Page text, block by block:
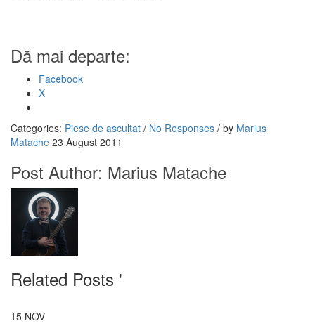
Dă mai departe:
Facebook
X
Categories: Piese de ascultat / No Responses / by Marius
Matache 23 August 2011
Post Author: Marius Matache
Related Posts '
15 NOV